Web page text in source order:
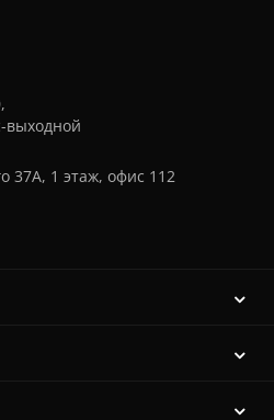
выходной
37A, 1 этаж, офис 112